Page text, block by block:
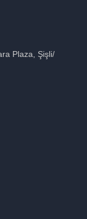
Plaza, Şişli/